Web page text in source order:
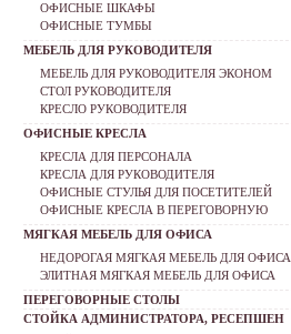
ОФИСНЫЕ ШКАФЫ
ОФИСНЫЕ ТУМБЫ
МЕБЕЛЬ ДЛЯ РУКОВОДИТЕЛЯ
МЕБЕЛЬ ДЛЯ РУКОВОДИТЕЛЯ ЭКОНОМ
СТОЛ РУКОВОДИТЕЛЯ
КРЕСЛО РУКОВОДИТЕЛЯ
ОФИСНЫЕ КРЕСЛА
КРЕСЛА ДЛЯ ПЕРСОНАЛА
КРЕСЛА ДЛЯ РУКОВОДИТЕЛЯ
ОФИСНЫЕ СТУЛЬЯ ДЛЯ ПОСЕТИТЕЛЕЙ
ОФИСНЫЕ КРЕСЛА В ПЕРЕГОВОРНУЮ
МЯГКАЯ МЕБЕЛЬ ДЛЯ ОФИСА
НЕДОРОГАЯ МЯГКАЯ МЕБЕЛЬ ДЛЯ ОФИСА
ЭЛИТНАЯ МЯГКАЯ МЕБЕЛЬ ДЛЯ ОФИСА
ПЕРЕГОВОРНЫЕ СТОЛЫ
СТОЙКА АДМИНИСТРАТОРА, РЕСЕПШЕН